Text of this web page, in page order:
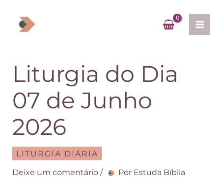
Liturgia do Dia
07 de Junho
2026
LITURGIA DIÁRIA
Deixe um comentário / Por Estuda Bíblia